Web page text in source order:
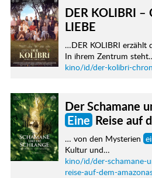
DER KOLIBRI –
LIEBE
…DER KOLIBRI erzählt
In ihrem Zentrum
kino/id/der-kolibri-
Der Schamane
EineReise auf
… von den Mysterien
Kultur und…
kino/id/der-schamane-
reise-auf-dem-